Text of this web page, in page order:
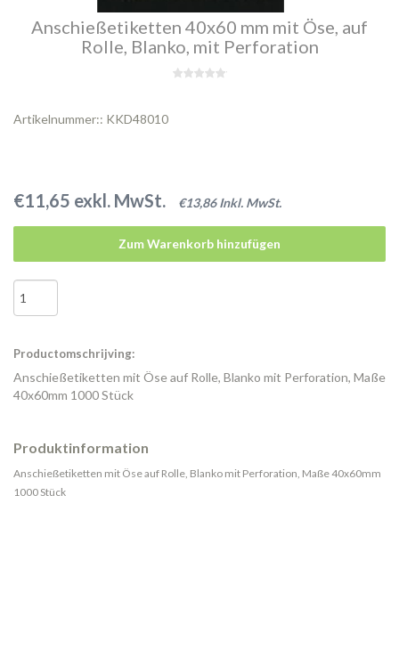
Anschießetiketten 40x60 mm mit Öse, auf
Rolle, Blanko, mit Perforation
Artikelnummer:: KKD48010
€11,65 exkl. MwSt. €13,86 Inkl. MwSt.
Zum Warenkorb hinzufügen
Productomschrijving:
Anschießetiketten mit Öse auf Rolle, Blanko mit Perforation, Maße
40x60mm 1000 Stück
Produktinformation
Anschießetiketten mit Öse auf Rolle, Blanko mit Perforation, Maße 40x60mm
1000 Stück